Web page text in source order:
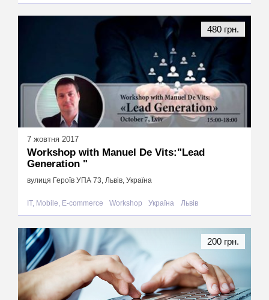
7 жовтня 2017
Workshop with Manuel De Vits:"Lead
Generation "
вулиця Героїв УПА 73, Львів, Україна
IT, Mobile, E-commerce Workshop Україна Львів
480 грн.
200 грн.